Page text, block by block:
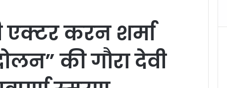
करन शर्मा
की गौरा देवी